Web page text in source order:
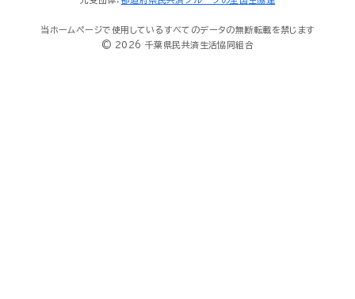
当ホームページで使用しているすべてのデータの無断転載を禁じます
© 2026 千葉県民共済生活協同組合